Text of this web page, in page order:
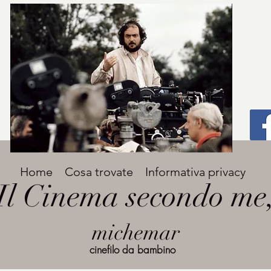
Titolo
grande
Avenir Light una delle font preferite dai
designer. Facile da leggere, viene
utilizzata per titoli e paragrafi.
Cinema secondo
michemar
Home Cosa trovate Informativa privacy
cinefilo da bambino